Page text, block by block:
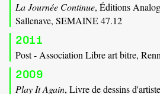
La Journée Continue, Éditions
Sallenave, SEMAINE 47.12
2011
Post - Association Libre art bitre,
2009
Play It Again, Livre de dessins